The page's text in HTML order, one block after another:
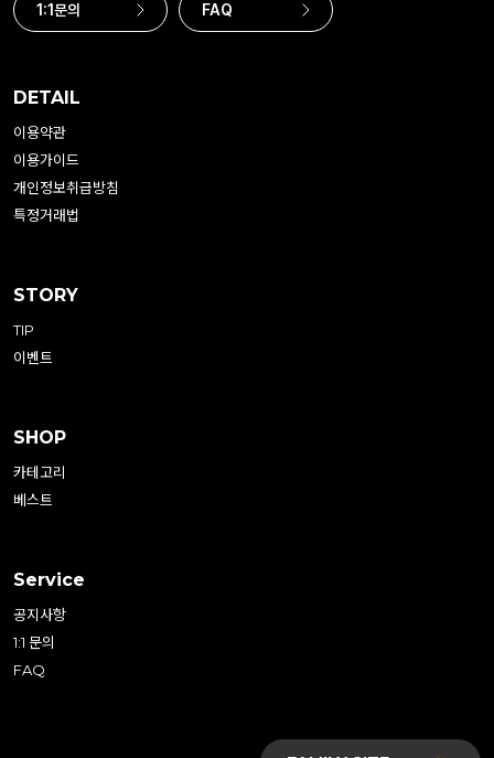
1:1문의 FAQ
DETAIL
이용약관
이용가이드
개인정보취급방침
특정거래법
STORY
TIP
이벤트
SHOP
카테고리
베스트
Service
공지사항
1:1 문의
FAQ